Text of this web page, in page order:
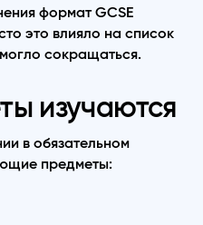
формат GCSE
это влияло на список
сокращаться.
изучаются
в обязательном
предметы: